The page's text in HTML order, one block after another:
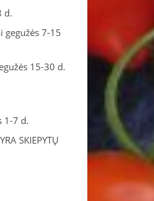
d.
gegužės 7-15
15-30 d.
1-7 d.
SKIEPYTŲ